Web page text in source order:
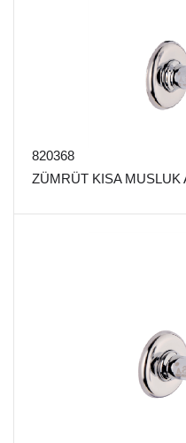
820368
ZÜMRÜT KISA MUSLUK